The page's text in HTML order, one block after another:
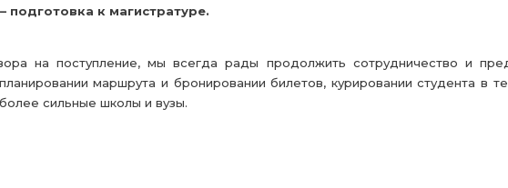
подготовка к магистратуре.
на поступление, мы всегда рады продолжить сотрудничество и
маршрута и бронировании билетов, курировании студента в
сильные школы и вузы.